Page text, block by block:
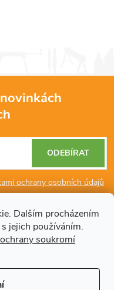
Dalším procházením
jejich používáním.
soukromí
ochrany osobních údajů
ODEBÍRAT